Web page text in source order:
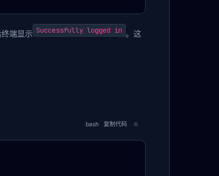
端显示 Successfully logged in 。这
bash 复制代码